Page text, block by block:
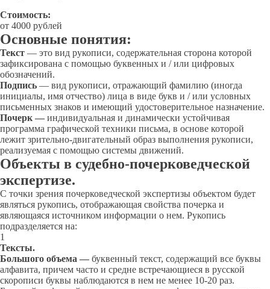
Стоимость:
от 4000 рублей
Основные понятия:
Текст — это вид рукописи, содержательная сторона которой
зафиксирована с помощью буквенных и / или цифровых
обозначений.
Подпись — вид рукописи, отражающий фамилию (иногда
инициалы, имя отчество) лица в виде букв и / или условных
письменных знаков и имеющий удостоверительное назначение.
Почерк — индивидуальная и динамически устойчивая
программа графической техники письма, в основе которой
лежит зрительно-двигательный образ выполнения рукописи,
реализуемая с помощью системы движений.
Объекты в судебно-почерковедческой
экспертизе.
С точки зрения почерковедческой экспертизы объектом будет
являться рукопись, отображающая свойства почерка и
являющаяся источником информации о нем. Рукопись
подразделяется на:
1
Тексты.
Большого объема — буквенный текст, содержащий все буквы
алфавита, причем часто и средне встречающиеся в русской
скорописи буквы наблюдаются в нем не менее 10-20 раз.